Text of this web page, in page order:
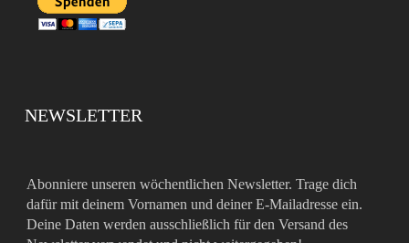
NEWSLETTER
Abonniere unseren wöchentlichen Newsletter. Trage dich
dafür mit deinem Vornamen und deiner E-Mailadresse ein.
Deine Daten werden ausschließlich für den Versand des